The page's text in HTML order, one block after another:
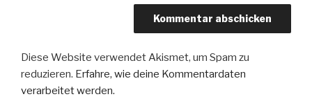
Diese Website verwendet Akismet, um Spam zu
reduzieren. Erfahre, wie deine Kommentardaten
verarbeitet werden.